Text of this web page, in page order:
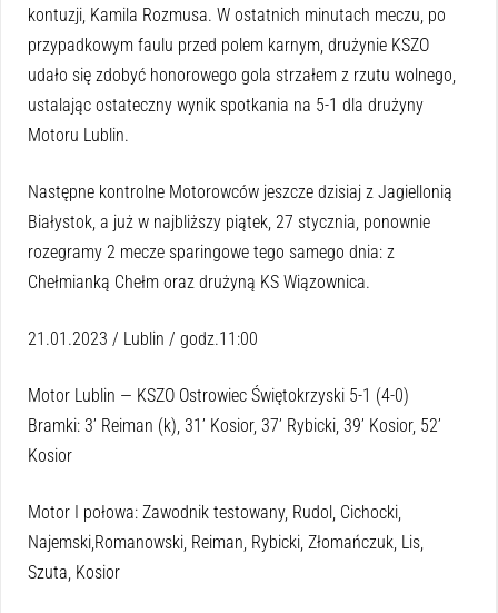
kontuzji, Kamila Rozmusa. W ostatnich minutach meczu, po
przypadkowym faulu przed polem karnym, drużynie KSZO
udało się zdobyć honorowego gola strzałem z rzutu wolnego,
ustalając ostateczny wynik spotkania na 5-1 dla drużyny
Motoru Lublin.
Następne kontrolne Motorowców jeszcze dzisiaj z Jagiellonią
Białystok, a już w najbliższy piątek, 27 stycznia, ponownie
rozegramy 2 mecze sparingowe tego samego dnia: z
Chełmianką Chełm oraz drużyną KS Wiązownica.
21.01.2023 / Lublin / godz.11:00
Motor Lublin — KSZO Ostrowiec Świętokrzyski 5-1 (4-0)
Bramki: 3’ Reiman (k), 31’ Kosior, 37’ Rybicki, 39’ Kosior, 52’
Kosior
Motor I połowa: Zawodnik testowany, Rudol, Cichocki,
Najemski,Romanowski, Reiman, Rybicki, Złomańczuk, Lis,
Szuta, Kosior